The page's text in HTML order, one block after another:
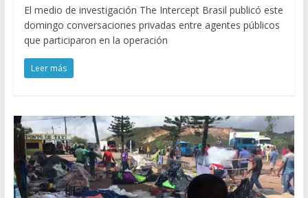
El medio de investigación The Intercept Brasil publicó este
domingo conversaciones privadas entre agentes públicos
que participaron en la operación
Leer más